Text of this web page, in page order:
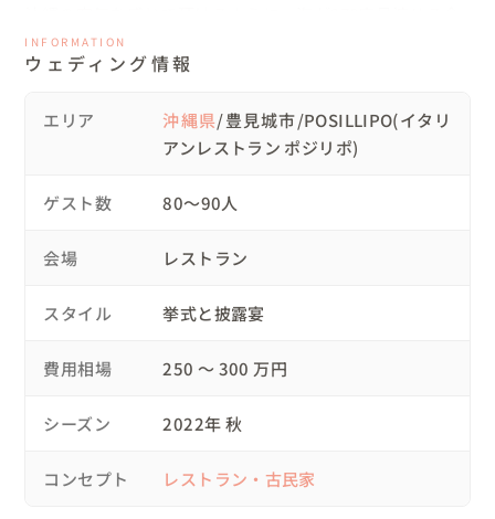
場で、最上階にはルーフトップバーがあり、テラスも利用
できるイタリアンレストランをご提案しました。おふたり
ました😄
・衣装は3着(ウェディングドレス・カラードレス・琉裳)着
・ウェディングドレスの時に、サンセットの写真を撮りた
ご要望を叶えるために、人前挙式にてカラードレスを着
いった決まりはないことを説明しご安心いただきました。
トでの撮影も叶いました❤
💍コンセプトや大切にした想い
INFORMATION
ウェディング情報
エリア 沖縄県/豊見城市/POSILLIPO(イタリ
アンレストラン ポジリポ)
ゲスト数 80〜90人
会場 レストラン
スタイル 挙式と披露宴
費用相場 250 〜 300 万円
シーズン 2022年 秋
コンセプト レストラン・古民家